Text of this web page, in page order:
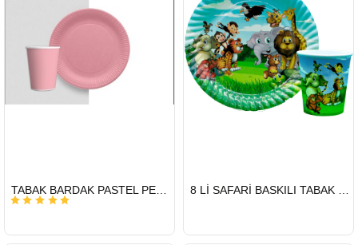
GÖNDERİ
HIZLI
GÖNDERİ